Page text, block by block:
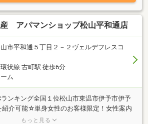
産 アパマンショップ松山平和通店
市平和通５丁目２－２ヴェルデフレスコ
状線 古町駅 徒歩6分
ム
ランキング全国１位松山市東温市伊予市伊予
紹介可能☆単身女性のお客様限定！女性案内
期費用５万円以下物件、引越無料物件多数
もっと見る